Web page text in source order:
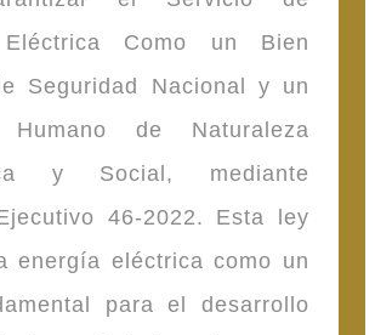
Como un Bien
Seguridad Nacional y un
Humano de Naturaleza
y Social, mediante
46-2022. Esta ley
energía eléctrica como un
para el desarrollo